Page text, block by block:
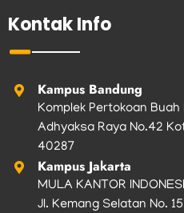
o
o
k
a
g e
Kontak Info
Kampus Bandung
Komplek Pertokoan
Adhyaksa Raya No.42
40287
Kampus Jakarta
MULA KANTOR
Jl. Kemang Selatan No.